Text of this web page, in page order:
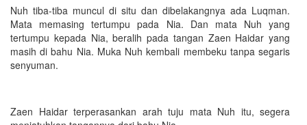
Nuh tiba-tiba muncul di situ dan dibelakangnya ada Luqman.
Mata memasing tertumpu pada Nia. Dan mata Nuh yang
tertumpu kepada Nia, beralih pada tangan Zaen Haidar yang
masih di bahu Nia. Muka Nuh kembali membeku tanpa segaris
senyuman.
Zaen Haidar terperasankan arah tuju mata Nuh itu, segera